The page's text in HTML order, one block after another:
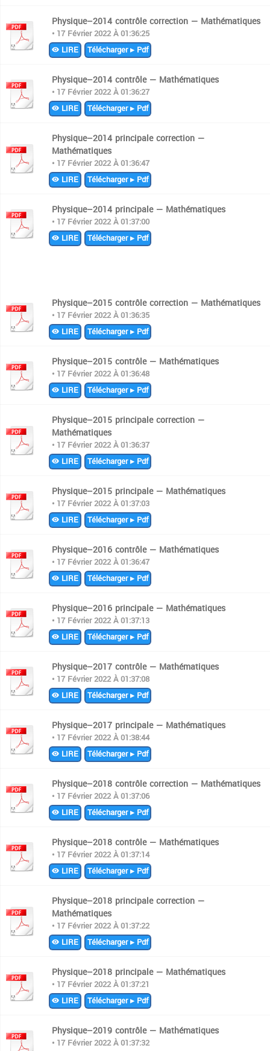
Physique–2014 contrôle correction — Mathématiques
• 17 Février 2022 À 01:36:25
LIRE Télécharger ▸ Pdf
Physique–2014 contrôle — Mathématiques
• 17 Février 2022 À 01:36:27
LIRE Télécharger ▸ Pdf
Physique–2014 principale correction —
Mathématiques
• 17 Février 2022 À 01:36:47
LIRE Télécharger ▸ Pdf
Physique–2014 principale — Mathématiques
• 17 Février 2022 À 01:37:00
LIRE Télécharger ▸ Pdf
Physique–2015 contrôle correction — Mathématiques
• 17 Février 2022 À 01:36:35
LIRE Télécharger ▸ Pdf
Physique–2015 contrôle — Mathématiques
• 17 Février 2022 À 01:36:48
LIRE Télécharger ▸ Pdf
Physique–2015 principale correction —
Mathématiques
• 17 Février 2022 À 01:36:37
LIRE Télécharger ▸ Pdf
Physique–2015 principale — Mathématiques
• 17 Février 2022 À 01:37:03
LIRE Télécharger ▸ Pdf
Physique–2016 contrôle — Mathématiques
• 17 Février 2022 À 01:36:47
LIRE Télécharger ▸ Pdf
Physique–2016 principale — Mathématiques
• 17 Février 2022 À 01:37:13
LIRE Télécharger ▸ Pdf
Physique–2017 contrôle — Mathématiques
• 17 Février 2022 À 01:37:08
LIRE Télécharger ▸ Pdf
Physique–2017 principale — Mathématiques
• 17 Février 2022 À 01:38:44
LIRE Télécharger ▸ Pdf
Physique–2018 contrôle correction — Mathématiques
• 17 Février 2022 À 01:37:06
LIRE Télécharger ▸ Pdf
Physique–2018 contrôle — Mathématiques
• 17 Février 2022 À 01:37:14
LIRE Télécharger ▸ Pdf
Physique–2018 principale correction —
Mathématiques
• 17 Février 2022 À 01:37:22
LIRE Télécharger ▸ Pdf
Physique–2018 principale — Mathématiques
• 17 Février 2022 À 01:37:21
LIRE Télécharger ▸ Pdf
Physique–2019 contrôle — Mathématiques
• 17 Février 2022 À 01:37:32